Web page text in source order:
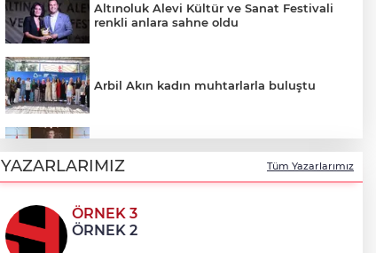
Altınoluk Alevi Kültür ve Sanat Festivali
renkli anlara sahne oldu
Arbil Akın kadın muhtarlarla buluştu
yolları yenilenecek
Balıkesir Büyükşehir altyapıda hız
kesmiyor
YAZARLARIMIZ Tüm Yazarlarımız
ÖRNEK 3
ÖRNEK 2